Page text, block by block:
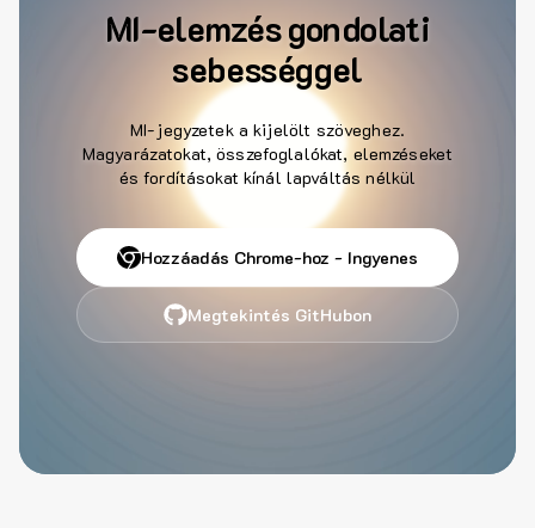
MI-elemzés gondolati
sebességgel
MI-jegyzetek a kijelölt szöveghez.
Magyarázatokat, összefoglalókat, elemzéseket
és fordításokat kínál lapváltás nélkül
Hozzáadás Chrome-hoz - Ingyenes
Megtekintés GitHubon